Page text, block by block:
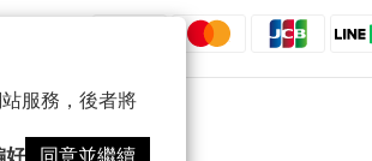
服務，後者將
好
同意並繼續